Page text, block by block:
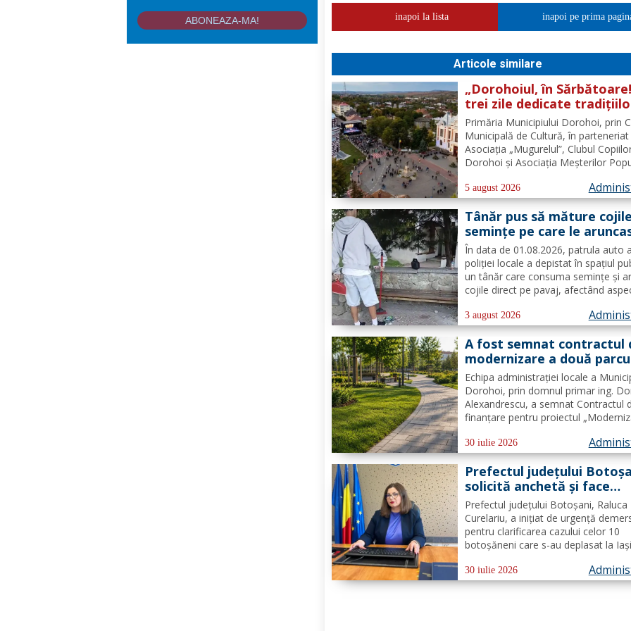
inapoi la lista inapoi pe prima
Articole similare
„Dorohoiul, în
trei zile dedicate
culturii și comunității Trei
tradiții. Un singur
O singură sărbătoare!
Primăria Municipiului Dorohoi, prin
Municipală de Cultură, în
Asociația „Mugurelul”, Clubul
Dorohoi și Asociația Meșterilor
comunitate să participe, în perioada
30 august 2026, la evenimentul
„Dorohoiul, în Sărbătoare!”....
5 august 2026
Tânăr pus să măture
seminţe pe care le
direct pe pavaj. Poliţia
Dorohoi: Respectul față
spațiul comun trebuie să
prioritate pentru fiecare
În data de 01.08.2026, patrula auto
poliției locale a depistat în spațiul
un tânăr care consuma semințe și
cojile direct pe pavaj, afectând
prioritatea Poliției Locale este
educarea spiritului civic, polițiștii l-
3 august 2026
A fost semnat contractul
modernizare a două
din municipiul Dorohoi
fonduri europene
Echipa administrației locale a
Dorohoi, prin domnul primar ing.
Alexandrescu, a semnat Contractul
finanțare pentru proiectul
Programul Regional 2021–2027 -
Prioritatea de investiții 3. Nord-Est -
regiune durabilă, mai...
30 iulie 2026
Prefectul județului
solicită anchetă și face
demersuri pentru
trombocite direct la
în cazul adolescentului din
Tudora
Prefectul județului Botoșani, Raluca
Curelariu, a inițiat de urgență
pentru clarificarea cazului celor 10
botoșăneni care s-au deplasat la
adolescent din comuna Tudora,
au putut dona. Au fost transmise
30 iulie 2026